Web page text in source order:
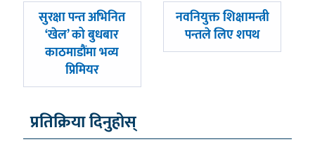
पछिल्लाे
सुरक्षा पन्त अभिनित
‘खेल’ को बुधबार
काठमाडौंमा भव्य
प्रिमियर
अघिल्लाे
नवनियुक्त शिक्षामन्त्री
पन्तले लिए शपथ
प्रतिक्रिया दिनुहोस्